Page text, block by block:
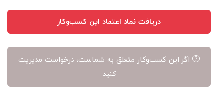
دریافت نماد اعتماد این کسب‌وکار
اگر این کسب‌وکار متعلق به شماست، درخواست مدیریت
کنید